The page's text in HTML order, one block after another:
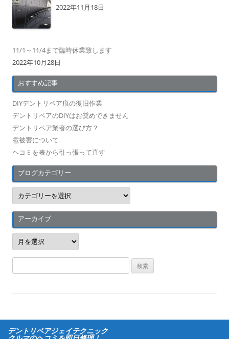
2022年11月18日
11/1～11/4まで臨時休業致します
2022年10月28日
おすすめ記事
DIYデントリペア痕の復旧作業
デントリペアのDIYはお奨めできません
デントリペア業者の選び方？
雹被害について
ヘコミを表から引っ張って直す
ブログカテゴリー
ブ
ロ
グ
カ
テ
ゴ
リ
アーカイブ
ア
ー
カ
イ
索
デントリペアジェイテクニック